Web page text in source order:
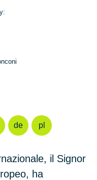
de pl
il Signor
ha